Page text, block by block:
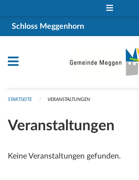
Schloss Meggenhorn
STARTSEITE VERANSTALTUNGEN
Veranstaltungen
Keine Veranstaltungen gefunden.